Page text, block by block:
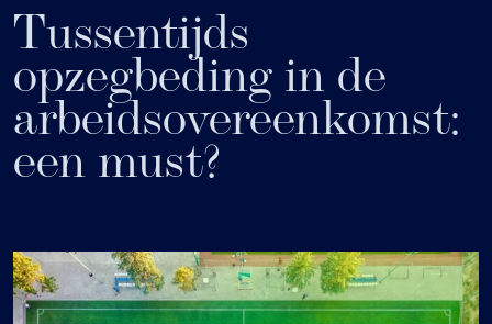
Tussentijds
opzegbeding in de
arbeidsovereenkomst:
een must?